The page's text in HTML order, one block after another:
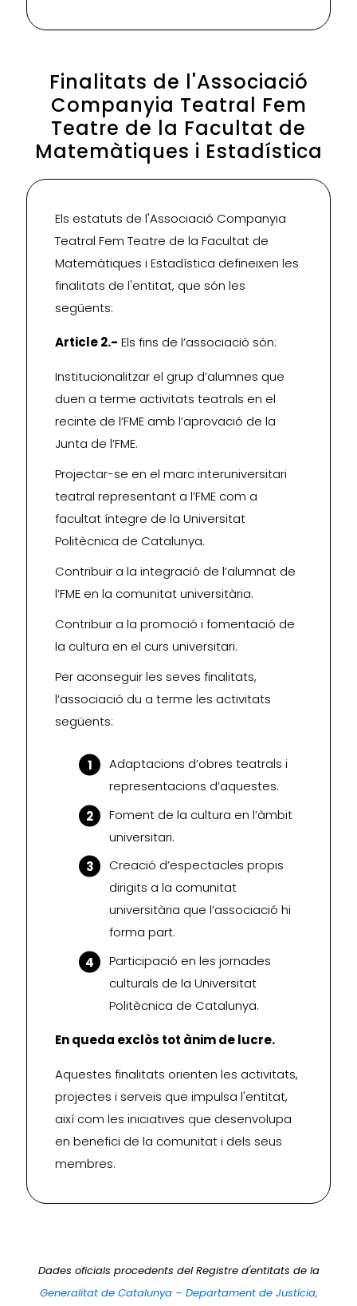
Finalitats de l'Associació
Companyia Teatral Fem
Teatre de la Facultat de
Matemàtiques i Estadística
Els estatuts de l'Associació Companyia
Teatral Fem Teatre de la Facultat de
Matemàtiques i Estadística defineixen les
finalitats de l'entitat, que són les
següents:
Article 2.- Els fins de l’associació són:
Institucionalitzar el grup d’alumnes que
duen a terme activitats teatrals en el
recinte de l’FME amb l’aprovació de la
Junta de l’FME.
Projectar-se en el marc interuniversitari
teatral representant a l’FME com a
facultat íntegre de la Universitat
Politècnica de Catalunya.
Contribuir a la integració de l’alumnat de
l’FME en la comunitat universitària.
Contribuir a la promoció i fomentació de
la cultura en el curs universitari.
Per aconseguir les seves finalitats,
l’associació du a terme les activitats
següents:
Adaptacions d’obres teatrals i
representacions d’aquestes.
Foment de la cultura en l’àmbit
universitari.
Creació d’espectacles propis
dirigits a la comunitat
universitària que l’associació hi
forma part.
Participació en les jornades
culturals de la Universitat
Politècnica de Catalunya.
En queda exclòs tot ànim de lucre.
Aquestes finalitats orienten les activitats,
projectes i serveis que impulsa l'entitat,
així com les iniciatives que desenvolupa
en benefici de la comunitat i dels seus
membres.
Dades oficials procedents del Registre d'entitats de la
Generalitat de Catalunya – Departament de Justícia,